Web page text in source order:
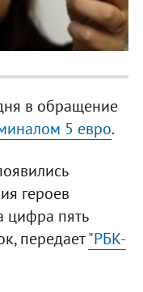
в обращение
5 евро.
героев
цифра пять
передает"РБК-